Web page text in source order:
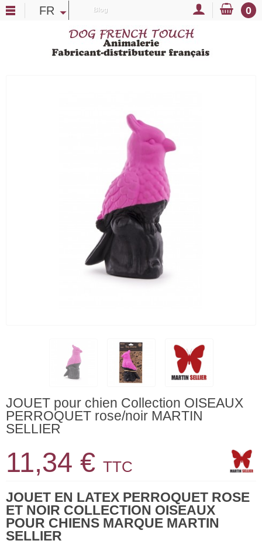
FR Blog 0
JOUET pour chien Collection OISEAUX
PERROQUET rose/noir MARTIN
SELLIER
11,34 € TTC
JOUET EN LATEX PERROQUET ROSE
ET NOIR COLLECTION OISEAUX
POUR CHIENS MARQUE MARTIN
SELLIER